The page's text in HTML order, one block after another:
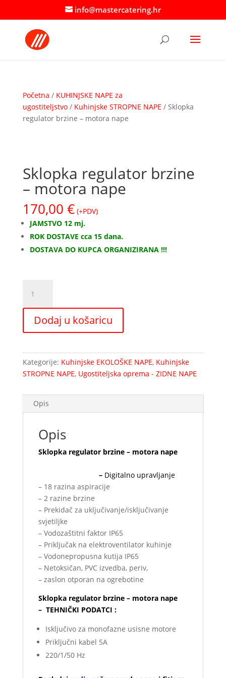
info@mastercatering.hr
Početna / KUHINJSKE NAPE za
ugostiteljstvo/ Kuhinjske STROPNE NAPE / Sklopka
regulator brzine – motora nape
Sklopka regulator brzine
– motora nape
170,00 € (+PDV)
JAMSTVO 12 mj.
ROK DOSTAVE cca 15 dana.
DOSTAVA DO KUPCA ORGANIZIRANA !!!
regulator
brzine
motora
količina
Dodaj u košaricu
Kategorije: Kuhinjske EKOLOŠKE NAPE, Kuhinjske
STROPNE NAPE, Ugostiteljska oprema - ZIDNE NAPE
Opis
Opis
Sklopka regulator brzine – motora nape
– Digitalno upravljanje
– 18 razina aspiracije
– 2 razine brzine
– Prekidač za uključivanje/isključivanje
svjetiljke
– Vodozaštitni faktor IP65
– Priključak na elektroventilator kuhinje
– Vodonepropusna kutija IP65
– Netoksičan, PVC izvedba, periv,
– zaslon otporan na ogrebotine
Sklopka regulator brzine – motora nape
– TEHNIČKI PODATCI :
Isključivo za monofazne usisne motore
Priključni kabel 5A
220/1/50 Hz